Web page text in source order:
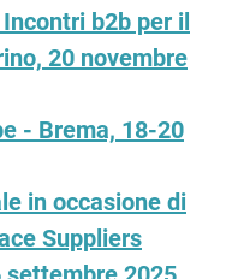
b2b per il
20 novembre
- Brema, 18-20
in occasione di
Suppliers